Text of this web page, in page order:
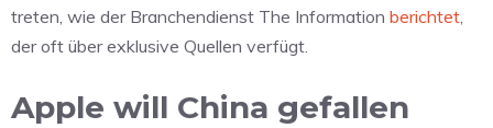
treten, wie der Branchendienst The Information berichtet,
der oft über exklusive Quellen verfügt.
Apple will China gefallen